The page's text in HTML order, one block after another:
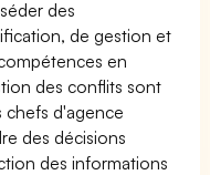
des
de gestion et
en
des conflits sont
chefs d'agence
des décisions
des informations